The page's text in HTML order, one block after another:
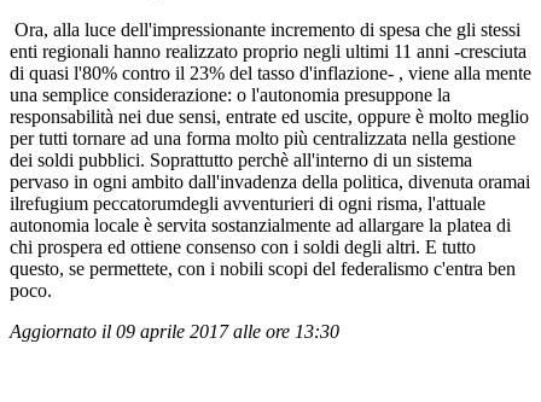
Ora, alla luce dell'impressionante incremento di spesa che gli stessi
enti regionali hanno realizzato proprio negli ultimi 11 anni -cresciuta
di quasi l'80% contro il 23% del tasso d'inflazione- , viene alla mente
una semplice considerazione: o l'autonomia presuppone la
responsabilità nei due sensi, entrate ed uscite, oppure è molto meglio
per tutti tornare ad una forma molto più centralizzata nella gestione
dei soldi pubblici. Soprattutto perchè all'interno di un sistema
pervaso in ogni ambito dall'invadenza della politica, divenuta oramai
ilrefugium peccatorumdegli avventurieri di ogni risma, l'attuale
autonomia locale è servita sostanzialmente ad allargare la platea di
chi prospera ed ottiene consenso con i soldi degli altri. E tutto
questo, se permettete, con i nobili scopi del federalismo c'entra ben
poco.
Aggiornato il 09 aprile 2017 alle ore 13:30